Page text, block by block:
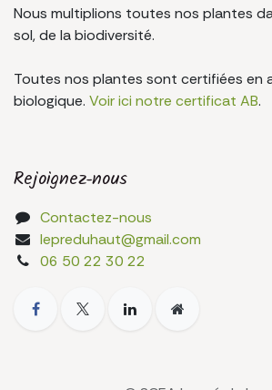
Nous multiplions toutes nos plantes
sol, de la biodiversité.
Toutes nos plantes sont certifiées en
biologique. Voir ici notre certificat AB.
Rejoignez-nous
Contactez-nous
lepreduhaut@gmail.com
06 50 22 30 22